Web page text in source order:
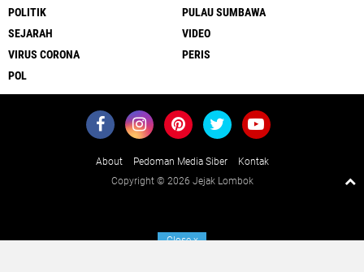
POLITIK
PULAU SUMBAWA
SEJARAH
VIDEO
VIRUS CORONA
PERIS
POL
About Pedoman Media Siber
Kontak
Copyright © 2026 Jejak Lombok
Closex